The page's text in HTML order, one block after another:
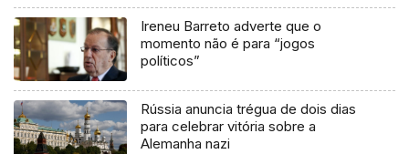
Ireneu Barreto adverte que o
momento não é para “jogos
políticos”
Rússia anuncia trégua de dois dias
para celebrar vitória sobre a
Alemanha nazi